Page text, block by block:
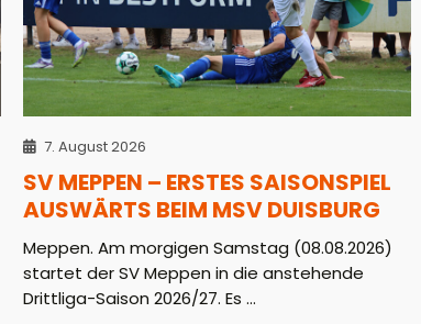
7. August 2026
SV MEPPEN – ERSTES SAISONSPIEL
AUSWÄRTS BEIM MSV DUISBURG
Meppen. Am morgigen Samstag (08.08.2026)
startet der SV Meppen in die anstehende
Drittliga-Saison 2026/27. Es ...